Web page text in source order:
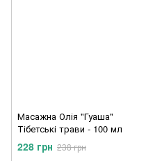
Масажна Олія "Гуаша"
Тібетські трави - 100 мл
228 грн 238 грн